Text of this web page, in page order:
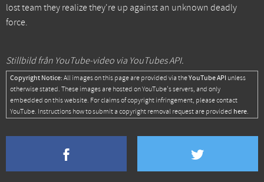
lost team they realize they're up against an unknown deadly
force.
Stillbild från YouTube-video via YouTubes API.
Copyright Notice: All images on this page are provided via theYouTube API unless
otherwise stated. These images are hosted on YouTube's servers, and only
embedded on this website. For claims of copyright infringement, please contact
YouTube. Instructions how to submit a copyright removal request are provided here.